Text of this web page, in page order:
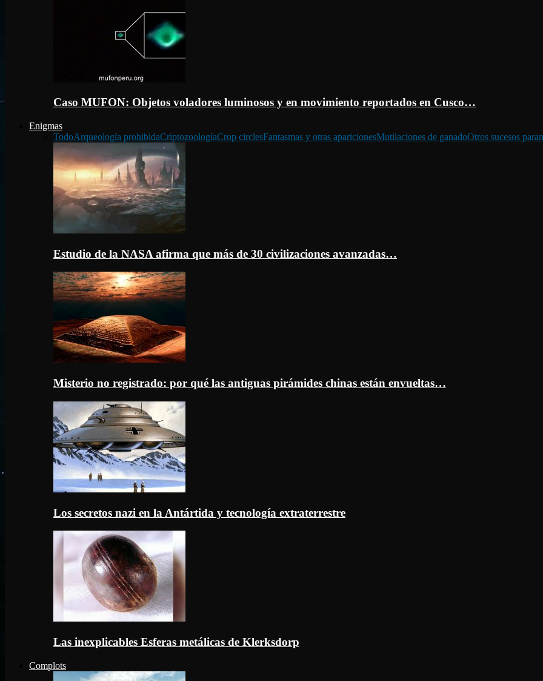
Caso MUFON: Objetos voladores luminosos y en movimiento reportados en Cusco…
Enigmas
TodoArqueología prohibidaCriptozoologíaCrop circlesFantasmas y otras aparicionesMutilaciones de ganadoOtros sucesos
Estudio de la NASA afirma que más de 30 civilizaciones avanzadas…
Misterio no registrado: por qué las antiguas pirámides chinas están envueltas…
Los secretos nazi en la Antártida y tecnología extraterrestre
Las inexplicables Esferas metálicas de Klerksdorp
Complots